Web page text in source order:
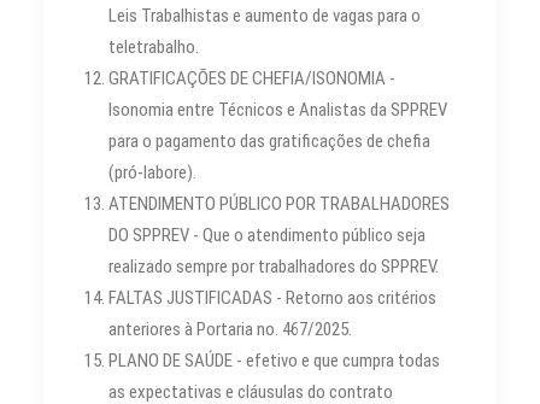
Leis Trabalhistas e aumento de vagas para o
teletrabalho.
GRATIFICAÇÕES DE CHEFIA/ISONOMIA -
Isonomia entre Técnicos e Analistas da SPPREV
para o pagamento das gratificações de chefia
(pró-labore).
ATENDIMENTO PÚBLICO POR TRABALHADORES
DO SPPREV - Que o atendimento público seja
realizado sempre por trabalhadores do SPPREV.
FALTAS JUSTIFICADAS - Retorno aos critérios
anteriores à Portaria no. 467/2025.
PLANO DE SAÚDE - efetivo e que cumpra todas
as expectativas e cláusulas do contrato